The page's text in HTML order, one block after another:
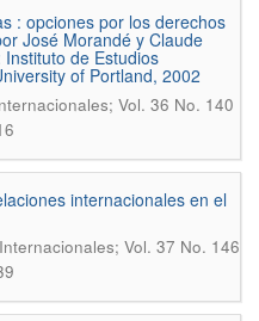
: opciones por los derechos
José Morandé y Claude
de Estudios
of Portland, 2002
Vol. 36 No. 140
internacionales en el
Vol. 37 No. 146